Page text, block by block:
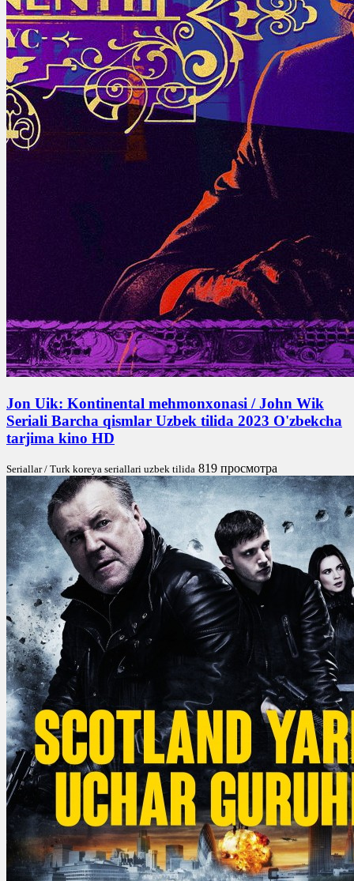
Jon Uik: Kontinental mehmonxonasi / John Wik
Seriali Barcha qismlar Uzbek tilida 2023 O'zbekcha
tarjima kino HD
Seriallar / Turk koreya seriallari uzbek tilida 819 просмотра